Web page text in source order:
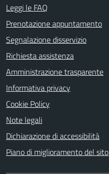
Leggi le FAQ
Prenotazione appuntamento
Segnalazione disservizio
Richiesta assistenza
Amministrazione trasparente
Informativa privacy
Cookie Policy
Note legali
Dichiarazione di accessibilità
Piano di miglioramento del sito